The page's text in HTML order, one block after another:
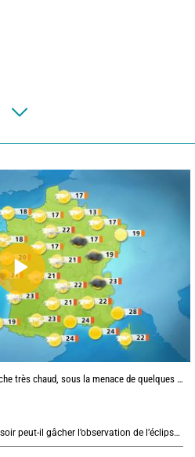
chaud, sous la menace de quelques orages
Eclipse J-4 : le brouillard côtier du soir peut-il gâcher l’observation de l’éclipse à la plage ?